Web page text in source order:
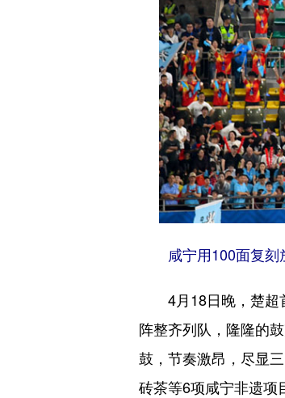
咸宁用100面复
4月18日晚，楚超首
阵整齐列队，隆隆的
鼓，节奏激昂，尽显
砖茶等6项咸宁非遗项